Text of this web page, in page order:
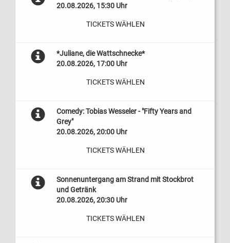
20.08.2026, 15:30 Uhr
TICKETS WÄHLEN
*Juliane, die Wattschnecke*
20.08.2026, 17:00 Uhr
TICKETS WÄHLEN
Comedy: Tobias Wesseler - "Fifty Years and
Grey"
20.08.2026, 20:00 Uhr
TICKETS WÄHLEN
Sonnenuntergang am Strand mit Stockbrot
und Getränk
20.08.2026, 20:30 Uhr
TICKETS WÄHLEN